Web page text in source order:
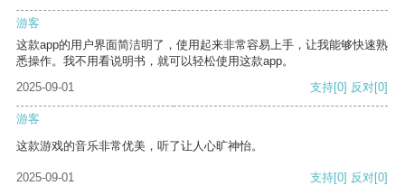
游客
这款app的用户界面简洁明了，使用起来非常容易上手，让我能够快速熟
悉操作。我不用看说明书，就可以轻松使用这款app。
2025-09-01
支持[0] 反对[0]
游客
这款游戏的音乐非常优美，听了让人心旷神怡。
2025-09-01 支持[0] 反对[0]